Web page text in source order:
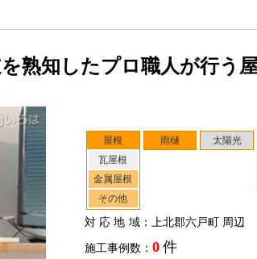
熟知したプロ職人が行う
屋根
瓦屋根
金属屋根
その他
雨樋 太陽光
対応地域：上北郡六戸町 周辺
施工事例数： 0 件